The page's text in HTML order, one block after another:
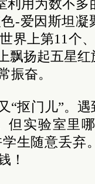
利用为数不
-爱因斯坦凝
界上第11个
飘扬起五星
振奋。
“抠门儿”。
但实验室里
生随意丢弃
！